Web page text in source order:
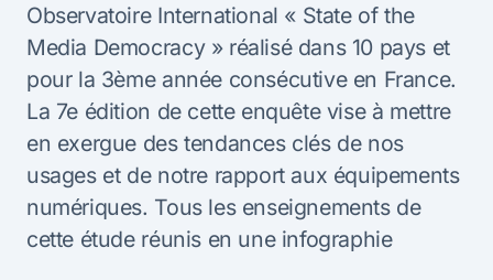
Observatoire International « State of the
Media Democracy » réalisé dans 10 pays et
pour la 3ème année consécutive en France.
La 7e édition de cette enquête vise à mettre
en exergue des tendances clés de nos
usages et de notre rapport aux équipements
numériques. Tous les enseignements de
cette étude réunis en une infographie